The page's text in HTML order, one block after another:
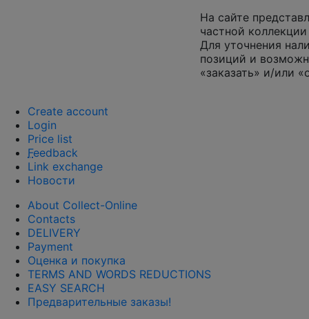
На сайте
частной
Для уточнения
позиций и
«заказать» и/или
Create account
Login
Price list
Feedback
Link exchange
Новости
About Collect-Online
Contacts
DELIVERY
Payment
Оценка и покупка
TERMS AND WORDS REDUCTIONS
EASY SEARCH
Предварительные заказы!